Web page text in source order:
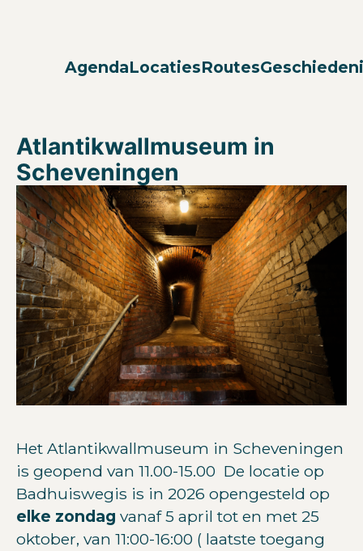
AgendaLocatiesRoutes
Atlantikwallmuseum in
Scheveningen
Het Atlantikwallmuseum in Scheveningen
is geopend van 11.00-15.00 De locatie op
Badhuiswegis is in 2026 opengesteld op
elke zondag vanaf 5 april tot en met 25
oktober, van 11:00-16:00 ( laatste toegang